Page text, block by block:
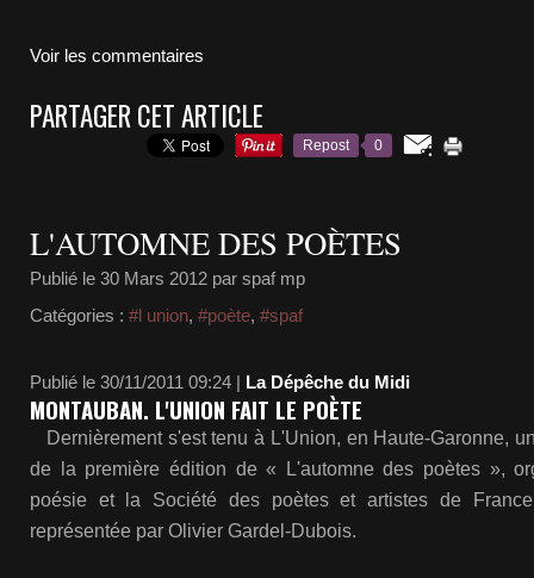
Voir les commentaires
PARTAGER CET ARTICLE
Repost 0
L'AUTOMNE DES POÈTES
Publié le 30 Mars 2012 par spaf mp
Catégories : #l union, #poète, #spaf
Publié le 30/11/2011 09:24 | La Dépêche du Midi
MONTAUBAN. L'UNION FAIT LE POÈTE
Dernièrement s'est tenu à L'Union, en Haute-Garonne,
de la première édition de « L'automne des poètes »,
poésie et la Société des poètes et artistes de France
représentée par Olivier Gardel-Dubois.